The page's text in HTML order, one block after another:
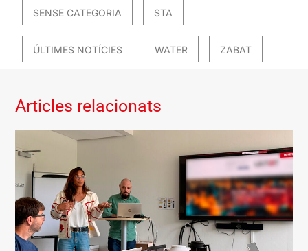
SENSE CATEGORIA STA
ÚLTIMES NOTÍCIES WATER ZABAT
Articles relacionats